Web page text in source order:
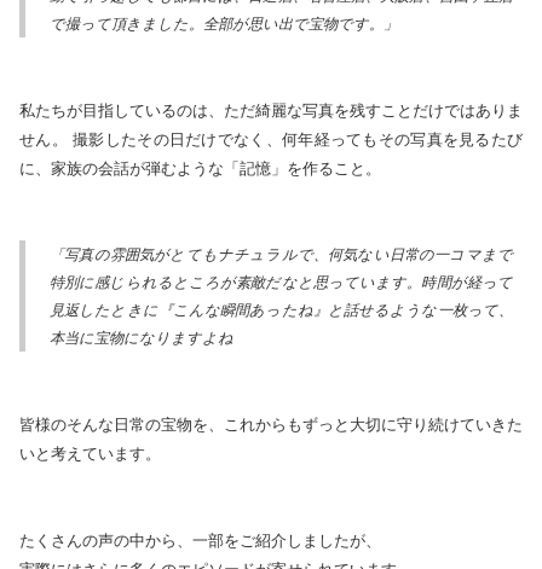
で撮って頂きました。全部が思い出で宝物です。」
私たちが目指しているのは、ただ綺麗な写真を残すことだけではありま
せん。 撮影したその日だけでなく、何年経ってもその写真を見るたび
に、家族の会話が弾むような「記憶」を作ること。
「写真の雰囲気がとてもナチュラルで、何気ない日常の一コマまで
特別に感じられるところが素敵だなと思っています。時間が経って
見返したときに『こんな瞬間あったね』と話せるような一枚って、
本当に宝物になりますよね
皆様のそんな日常の宝物を、これからもずっと大切に守り続けていきた
いと考えています。
たくさんの声の中から、一部をご紹介しましたが、